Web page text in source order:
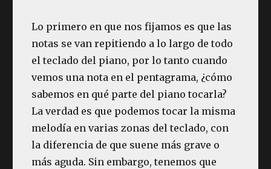
Lo primero en que nos fijamos es que las
notas se van repitiendo a lo largo de todo
el teclado del piano, por lo tanto cuando
vemos una nota en el pentagrama, ¿cómo
sabemos en qué parte del piano tocarla?
La verdad es que podemos tocar la misma
melodía en varias zonas del teclado, con
la diferencia de que suene más grave o
más aguda. Sin embargo, tenemos que